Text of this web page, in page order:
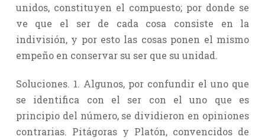
unidos, constituyen el compuesto; por donde se
ve que el ser de cada cosa consiste en la
indivisión, y por esto las cosas ponen el mismo
empeño en conservar su ser que su unidad.
Soluciones. 1. Algunos, por confundir el uno que
se identifica con el ser con el uno que es
principio del número, se dividieron en opiniones
contrarias. Pitágoras y Platón, convencidos de